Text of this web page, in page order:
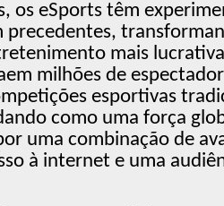
os eSports têm
precedentes,
mais
milhões de
esportivas
como uma força
uma combinação de
à internet e uma